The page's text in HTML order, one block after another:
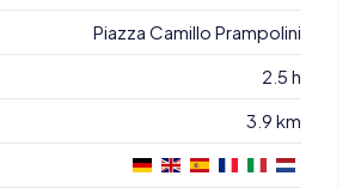
Piazza Camillo Prampolini
2.5 h
3.9 km